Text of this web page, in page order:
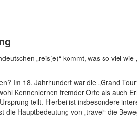
„reis(e)“ kommt, was so viel
Im 18. Jahrhundert war die „Grand
Kennenlernen fremder Orte als auch
teilt. Hierbei ist insbesondere
Hauptbedeutung von „travel“ die